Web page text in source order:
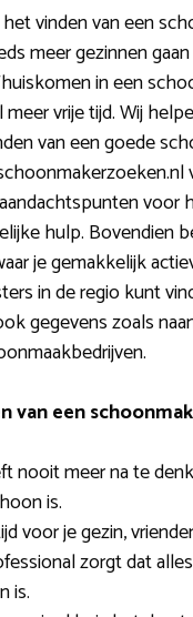
vinden van een
meer gezinnen
in een
vrije tijd. Wij
van een goede
voor
hulp. Bovendien
je gemakkelijk
in de regio kunt
gegevens zoals
van een
nooit meer na te
is.
voor je gezin,
zorgt dat
is.